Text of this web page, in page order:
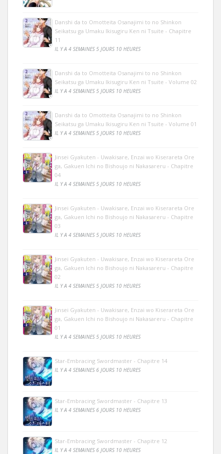
Danshi da to Omotteita Osanajimi to no Shinkon
Seikatsu ga Umaku Ikisugiru Ken ni Tsuite - Chapitre
11
IL Y A 4 SEMAINES 5 JOURS 10 HEURES
Danshi da to Omotteita Osanajimi to no Shinkon
Seikatsu ga Umaku Ikisugiru Ken ni Tsuite - Volume 02
IL Y A 4 SEMAINES 5 JOURS 10 HEURES
Danshi da to Omotteita Osanajimi to no Shinkon
Seikatsu ga Umaku Ikisugiru Ken ni Tsuite - Volume 01
IL Y A 4 SEMAINES 5 JOURS 10 HEURES
Jinsei Gyakuten - Uwakisare, Enzai wo Kiserareta Ore
ga, Gakuen Ichi no Bishoujo ni Nakasareru - Chapitre
04
IL Y A 4 SEMAINES 5 JOURS 10 HEURES
Jinsei Gyakuten - Uwakisare, Enzai wo Kiserareta Ore
ga, Gakuen Ichi no Bishoujo ni Nakasareru - Chapitre
03
IL Y A 4 SEMAINES 5 JOURS 10 HEURES
Jinsei Gyakuten - Uwakisare, Enzai wo Kiserareta Ore
ga, Gakuen Ichi no Bishoujo ni Nakasareru - Chapitre
02
IL Y A 4 SEMAINES 5 JOURS 10 HEURES
Jinsei Gyakuten - Uwakisare, Enzai wo Kiserareta Ore
ga, Gakuen Ichi no Bishoujo ni Nakasareru - Chapitre
01
IL Y A 4 SEMAINES 5 JOURS 10 HEURES
Star-Embracing Swordmaster - Chapitre 14
IL Y A 4 SEMAINES 6 JOURS 10 HEURES
Star-Embracing Swordmaster - Chapitre 13
IL Y A 4 SEMAINES 6 JOURS 10 HEURES
Star-Embracing Swordmaster - Chapitre 12
IL Y A 4 SEMAINES 6 JOURS 10 HEURES